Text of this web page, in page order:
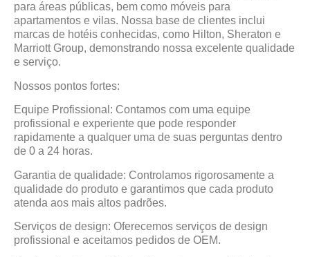
para áreas públicas, bem como móveis para
apartamentos e vilas. Nossa base de clientes inclui
marcas de hotéis conhecidas, como Hilton, Sheraton e
Marriott Group, demonstrando nossa excelente qualidade
e serviço.
Nossos pontos fortes:
Equipe Profissional: Contamos com uma equipe
profissional e experiente que pode responder
rapidamente a qualquer uma de suas perguntas dentro
de 0 a 24 horas.
Garantia de qualidade: Controlamos rigorosamente a
qualidade do produto e garantimos que cada produto
atenda aos mais altos padrões.
Serviços de design: Oferecemos serviços de design
profissional e aceitamos pedidos de OEM.